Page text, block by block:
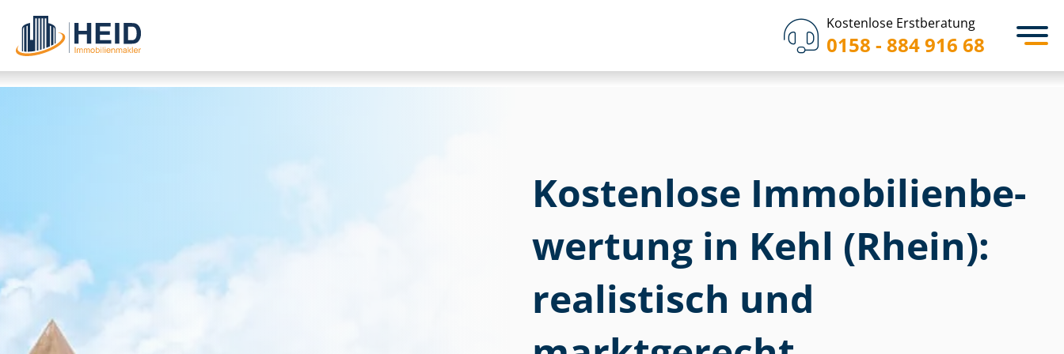
Kostenlose Erstberatung
0158 - 884 916 68
Kostenlose Im­mo­bi­li­en­be­
wer­tung in Kehl (Rhein):
realistisch und